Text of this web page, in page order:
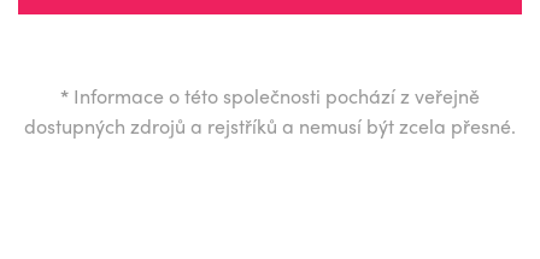
* Informace o této společnosti pochází z veřejně
dostupných zdrojů a rejstříků a nemusí být zcela přesné.